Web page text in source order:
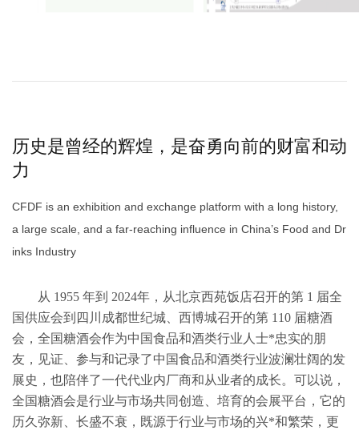
历史是曾经的辉煌，是奋勇向前的财富和动
力
CFDF is an exhibition and exchange platform with a long history,
a large scale, and a far-reaching influence in China’s Food and Dr
inks Industry
从 1955 年到 2024年，从北京西苑饭店召开的第 1 届全
国供应会到四川成都世纪城、西博城召开的第 110 届糖酒
会，全国糖酒会作为中国食品和酒类行业人士*忠实的朋
友，见证、参与和记录了中国食品和酒类行业波澜壮阔的发
展史，也陪伴了一代代业内厂商和从业者的成长。可以说，
全国糖酒会是行业与市场共同创造、培育的会展平台，它的
历久弥新、长盛不衰，既源于行业与市场的兴*和繁荣，更